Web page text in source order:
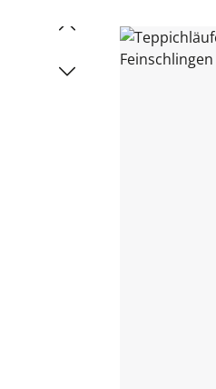
Bildergalerie überspringen